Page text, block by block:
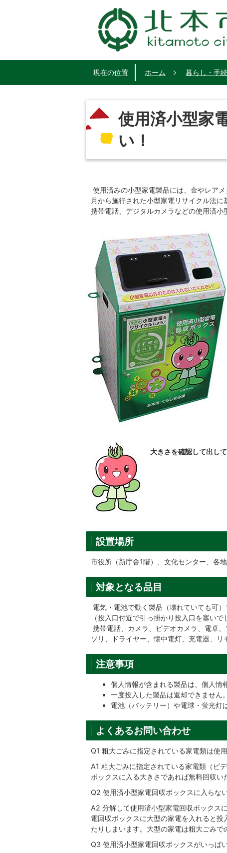
現在の位置 ホーム 暮らし・手
使用済小型家
い！
使用済みの小型家電製品には、金やレア
月から施行された小型家電リサイクル法
携帯電話、デジタルカメラなどの使用済小
大きさを確認して出し
設置場所
市役所（新庁舎1階）、文化センター、各
対象となる品目
電気・電池で動く製品（壊れていても可
（投入口付近で引っ掛かり投入口を塞いで
携帯電話、カメラ、ビデオカメラ、電卓
ソリ、ドライヤー、懐中電灯、充電器、リ
注意事項
個人情報が含まれる製品は、個人情
一度投入した製品は返却できません。
電池（バッテリー）や電球・蛍光灯
よくあるお問い合わせ
Q1 粗大ごみに指定されている家電類は使
A1 粗大ごみに指定されている家電類（ビ
ボックスに入る大きさであれば無料回収い
Q2 使用済小型家電回収ボックスに入らな
A2 分解して使用済小型家電回収ボックス
電回収ボックスに大型の家電を入れると
たりしまいます。大型の家電は粗大ごみで
Q3 使用済小型家電回収ボックスがいっぱ